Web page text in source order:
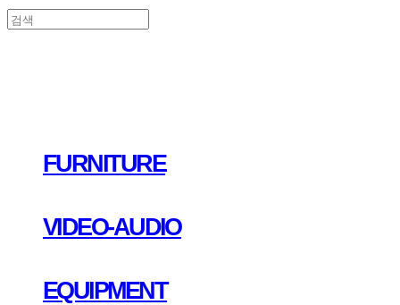
FURNITURE
VIDEO-AUDIO
EQUIPMENT